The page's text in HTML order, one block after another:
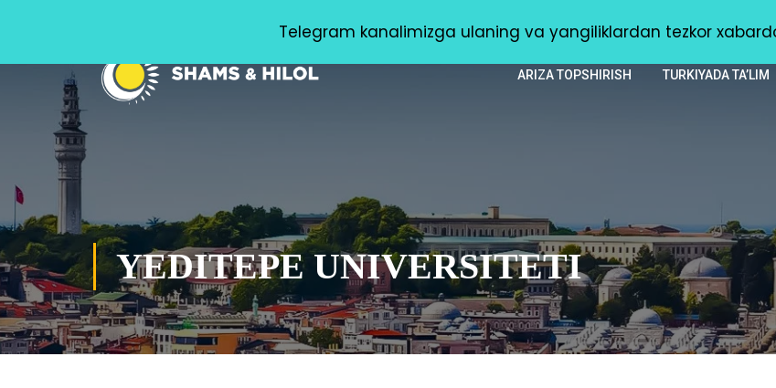
ARIZA TOPSHIRISH TURKIYADA TA’LIM
YEDITEPE UNIVERSITETI
Telegram kanalimizga ulaning va yangiliklardan tezkor